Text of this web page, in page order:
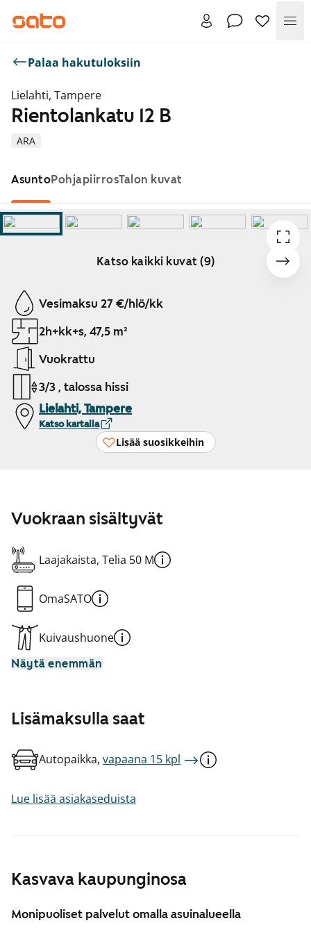
Palaa hakutuloksiin
Lielahti, Tampere
ARA
Rientolankatu 12 B
AsuntoPohjapiirrosTalon kuvat
Katso kaikki kuvat (9)
Näytetään dia 1 / 9
Vesimaksu 27 €/hlö/kk
2h+kk+s, 47,5 m²
Vuokrattu
3/3 , talossa hissi
Lielahti, Tampere
Katso kartalla
Lisää suosikkeihin
Kasvava kaupunginosa
Monipuoliset palvelut omalla asuinalueella
Vuokraan sisältyvät
Laajakaista, Telia 50 M
OmaSATO
Kuivaushuone
Näytä enemmän
Lisämaksulla saat
Autopaikka, vapaana 15 kpl
Lue lisää asiakaseduista